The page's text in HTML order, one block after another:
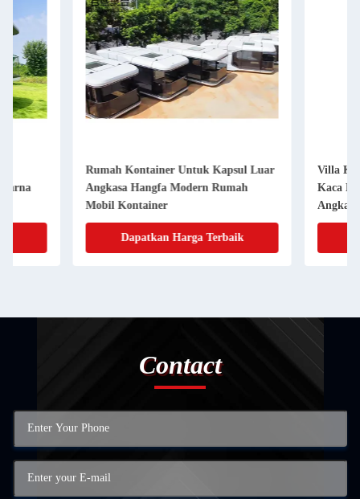
Rumah Kontainer Untuk Kapsul Luar
Angkasa Hangfa Modern Rumah
Mobil Kontainer
Dapatkan Harga Terbaik
Villa Kontainer
Kaca Kaca Ganda
Angkasa Kabin
Contact